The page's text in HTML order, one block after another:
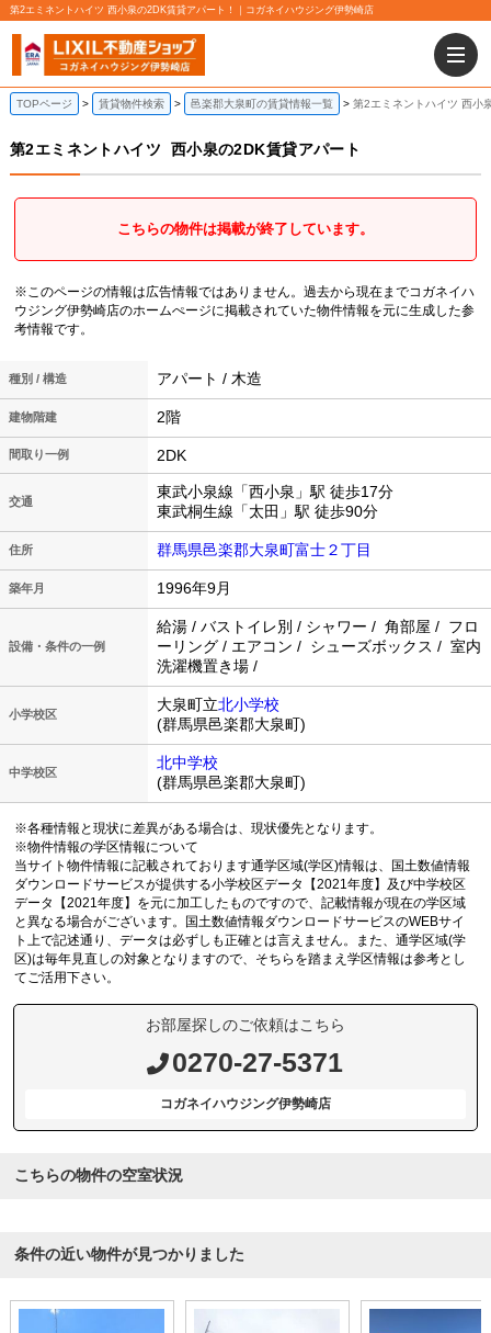
第2エミネントハイツ 西小泉の2DK賃貸アパート！｜コガネイハウジング伊勢崎店
TOPページ 賃貸物件検索 邑楽郡大泉町の賃貸情報一覧 第2エミネントハイツ 西小
第2エミネントハイツ 西小泉の2DK賃貸アパート
こちらの物件は掲載が終了しています。
※このページの情報は広告情報ではありません。過去から現在までコガネイハ
ウジング伊勢崎店のホームぺージに掲載されていた物件情報を元に生成した参
考情報です。
種別 / 構造 アパート / 木造
建物階建 2階
間取り一例 2DK
交通
東武小泉線「西小泉」駅 徒歩17分
東武桐生線「太田」駅 徒歩90分
住所 群馬県邑楽郡大泉町富士２丁目
築年月 1996年9月
設備・条件の一例
給湯 / バストイレ別 / シャワー / 角部屋 / フロ
ーリング / エアコン / シューズボックス / 室内
洗濯機置き場 /
小学校区
大泉町立北小学校
(群馬県邑楽郡大泉町)
中学校区
北中学校
(群馬県邑楽郡大泉町)
※各種情報と現状に差異がある場合は、現状優先となります。
※物件情報の学区情報について
当サイト物件情報に記載されております通学区域(学区)情報は、国土数値情報
ダウンロードサービスが提供する小学校区データ【2021年度】及び中学校区
データ【2021年度】を元に加工したものですので、記載情報が現在の学区域
と異なる場合がございます。国土数値情報ダウンロードサービスのWEBサイ
ト上で記述通り、データは必ずしも正確とは言えません。また、通学区域(学
区)は毎年見直しの対象となりますので、そちらを踏まえ学区情報は参考とし
てご活用下さい。
お部屋探しのご依頼はこちら
0270-27-5371
コガネイハウジング伊勢崎店
こちらの物件の空室状況
条件の近い物件が見つかりました